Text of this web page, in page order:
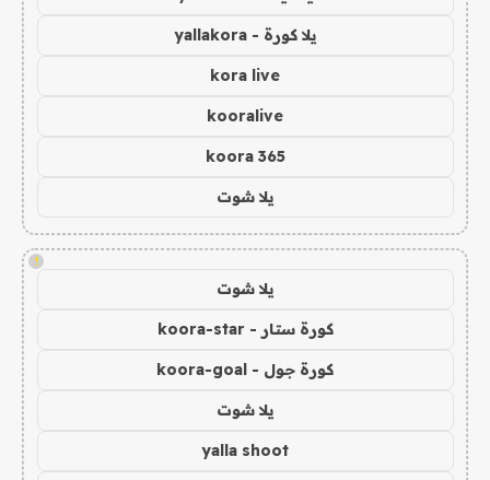
يلا كورة - yallakora
kora live
kooralive
koora 365
يلا شوت
!
يلا شوت
كورة ستار - koora-star
كورة جول - koora-goal
يلا شوت
yalla shoot